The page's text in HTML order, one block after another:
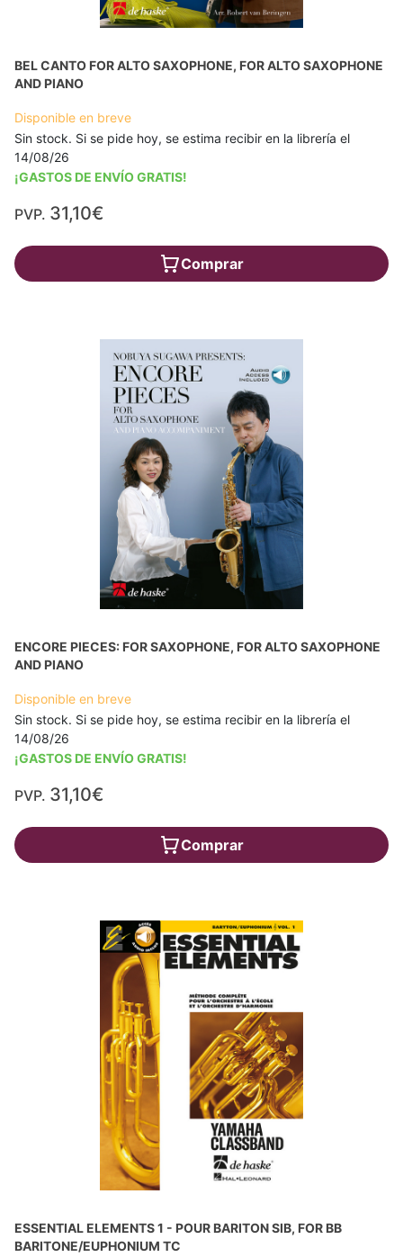
BEL CANTO FOR ALTO SAXOPHONE, FOR ALTO SAXOPHONE
AND PIANO
Disponible en breve
Sin stock. Si se pide hoy, se estima recibir en la librería el
14/08/26
¡GASTOS DE ENVÍO GRATIS!
PVP. 31,10€
Comprar
ENCORE PIECES: FOR SAXOPHONE, FOR ALTO SAXOPHONE
AND PIANO
Disponible en breve
Sin stock. Si se pide hoy, se estima recibir en la librería el
14/08/26
¡GASTOS DE ENVÍO GRATIS!
PVP. 31,10€
Comprar
ESSENTIAL ELEMENTS 1 - POUR BARITON SIB, FOR BB
BARITONE/EUPHONIUM TC